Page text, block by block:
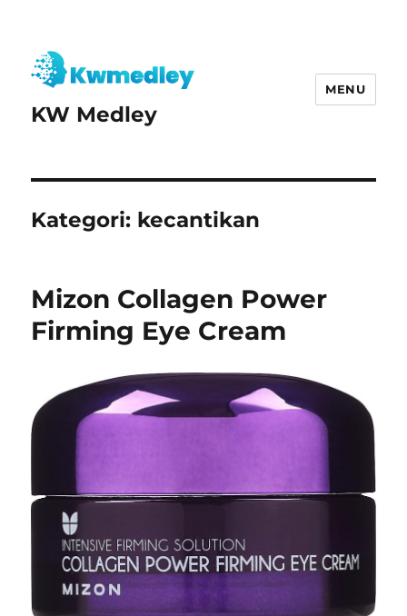
KW Medley
MENU
Kategori: kecantikan
Mizon Collagen Power
Firming Eye Cream